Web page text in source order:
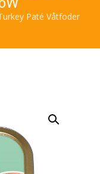
Paté Våtfoder